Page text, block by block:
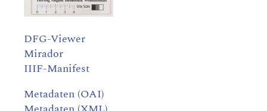
DFG-Viewer
Mirador
IIIF-Manifest
Metadaten (OAI)